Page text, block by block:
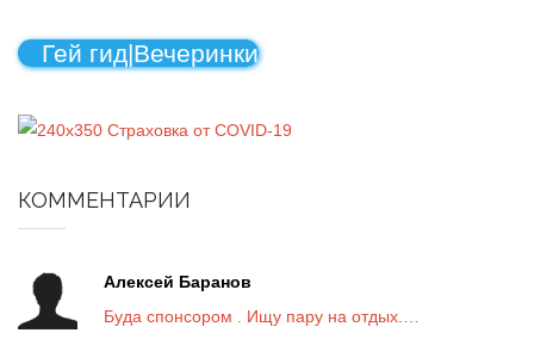
Гей гид|Вечеринки
КОММЕНТАРИИ
Алексей Баранов
Буда спонсором . Ищу пару на отдых.…